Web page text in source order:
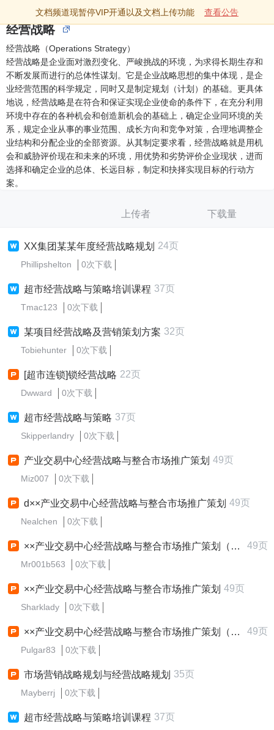
文档频道现暂停VIP开通以及文档上传功能 查看公告
经营战略
经营战略（Operations Strategy）
经营战略是企业面对激烈变化、严峻挑战的环境，为求得长期生存和
不断发展而进行的总体性谋划。它是企业战略思想的集中体现，是企
业经营范围的科学规定，同时又是制定规划（计划）的基础。更具体
地说，经营战略是在符合和保证实现企业使命的条件下，在充分利用
环境中存在的各种机会和创造新机会的基础上，确定企业同环境的关
系，规定企业从事的事业范围、成长方向和竞争对策，合理地调整企
业结构和分配企业的全部资源。从其制定要求看，经营战略就是用机
会和威胁评价现在和未来的环境，用优势和劣势评价企业现状，进而
选择和确定企业的总体、长远目标，制定和抉择实现目标的行动方
案。
上传者 下载量
XX集团某某年度经营战略规划 24页
Phillipshelton 0次下载
超市经营战略与策略培训课程 37页
Tmac123 0次下载
某项目经营战略及营销策划方案 32页
Tobiehunter 0次下载
[超市连锁]锁经营战略 22页
Dwward 0次下载
超市经营战略与策略 37页
Skipperlandry 0次下载
产业交易中心经营战略与整合市场推广策划 49页
Miz007 0次下载
d××产业交易中心经营战略与整合市场推广策划 49页
Nealchen 0次下载
××产业交易中心经营战略与整合市场推广策划（PPT49） 49页
Mr001b563 0次下载
××产业交易中心经营战略与整合市场推广策划 49页
Sharklady 0次下载
××产业交易中心经营战略与整合市场推广策划（PPT 49） 49页
Pulgar83 0次下载
市场营销战略规划与经营战略规划 35页
Mayberrj 0次下载
超市经营战略与策略培训课程 37页